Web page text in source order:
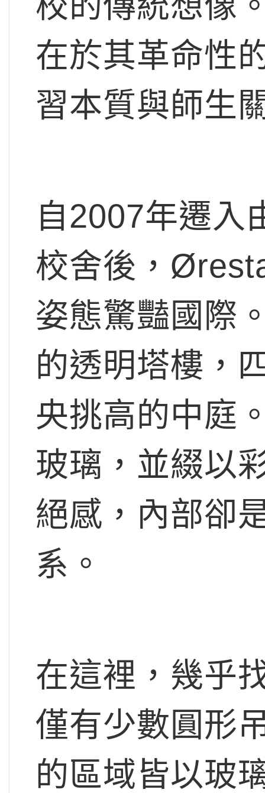
在於其革命性
習本質與師生
自2007年遷入
校舍後，
姿態驚豔國際
的透明塔樓，
央挑高的中庭
玻璃，並綴以
絕感，內部卻
系。
在這裡，幾乎
僅有少數圓形
的區域皆以玻